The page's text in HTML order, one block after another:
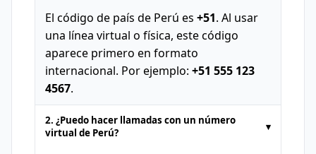
El código de país de Perú es +51. Al usar
una línea virtual o física, este código
aparece primero en formato
internacional. Por ejemplo: +51 555 123
4567.
2. ¿Puedo hacer llamadas con un número
virtual de Perú?
▾